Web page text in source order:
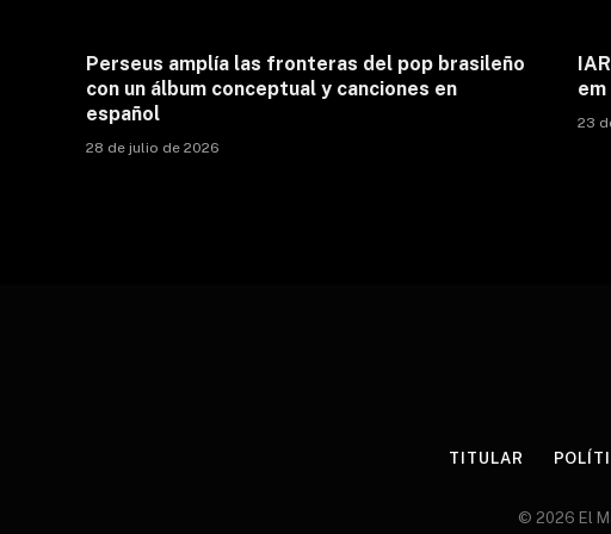
Perseus amplía las fronteras del pop brasileño
con un álbum conceptual y canciones en
español
28 de julio de 2026
23
TITULAR
© 2026 El